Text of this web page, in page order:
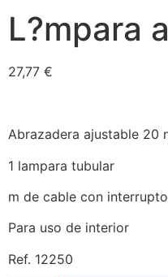
L?mpara
27,77 €
Abrazadera ajustable 20
1 lampara tubular
m de cable con
Para uso de interior
Ref. 12250